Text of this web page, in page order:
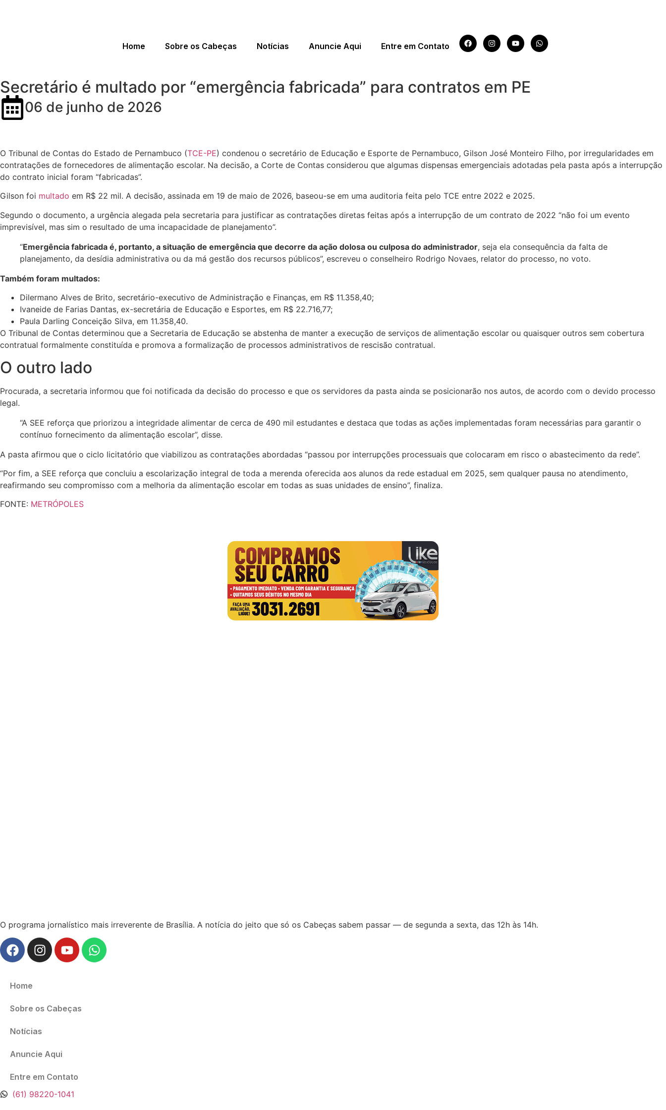
Home Sobre os Cabeças Notícias Anuncie Aqui Entre em Contato
Secretário é multado por “emergência fabricada” para contratos em PE
06 de junho de 2026
O Tribunal de Contas do Estado de Pernambuco (TCE-PE) condenou o secretário de Educação e Esporte de Pernambuco, Gilson José Monteiro Filho, por irregularidades em
contratações de fornecedores de alimentação escolar. Na decisão, a Corte de Contas considerou que algumas dispensas emergenciais adotadas pela pasta após a interrupção
do contrato inicial foram “fabricadas”.
Gilson foi multado em R$ 22 mil. A decisão, assinada em 19 de maio de 2026, baseou-se em uma auditoria feita pelo TCE entre 2022 e 2025.
Segundo o documento, a urgência alegada pela secretaria para justificar as contratações diretas feitas após a interrupção de um contrato de 2022 “não foi um evento
imprevisível, mas sim o resultado de uma incapacidade de planejamento”.
“Emergência fabricada é, portanto, a situação de emergência que decorre da ação dolosa ou culposa do administrador, seja ela consequência da falta de
planejamento, da desídia administrativa ou da má gestão dos recursos públicos”, escreveu o conselheiro Rodrigo Novaes, relator do processo, no voto.
Também foram multados:
Dilermano Alves de Brito, secretário-executivo de Administração e Finanças, em R$ 11.358,40;
Ivaneide de Farias Dantas, ex-secretária de Educação e Esportes, em R$ 22.716,77;
Paula Darling Conceição Silva, em 11.358,40.
O Tribunal de Contas determinou que a Secretaria de Educação se abstenha de manter a execução de serviços de alimentação escolar ou quaisquer outros sem cobertura
contratual formalmente constituída e promova a formalização de processos administrativos de rescisão contratual.
O outro lado
Procurada, a secretaria informou que foi notificada da decisão do processo e que os servidores da pasta ainda se posicionarão nos autos, de acordo com o devido processo
legal.
“A SEE reforça que priorizou a integridade alimentar de cerca de 490 mil estudantes e destaca que todas as ações implementadas foram necessárias para garantir o
contínuo fornecimento da alimentação escolar”, disse.
A pasta afirmou que o ciclo licitatório que viabilizou as contratações abordadas “passou por interrupções processuais que colocaram em risco o abastecimento da rede”.
“Por fim, a SEE reforça que concluiu a escolarização integral de toda a merenda oferecida aos alunos da rede estadual em 2025, sem qualquer pausa no atendimento,
reafirmando seu compromisso com a melhoria da alimentação escolar em todas as suas unidades de ensino”, finaliza.
FONTE: METRÓPOLES
O programa jornalístico mais irreverente de Brasília. A notícia do jeito que só os Cabeças sabem passar — de segunda a sexta, das 12h às 14h.
Home
Sobre os Cabeças
Notícias
Anuncie Aqui
Entre em Contato
(61) 98220-1041